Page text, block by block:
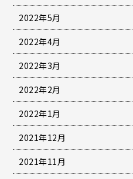
2022年5月
2022年4月
2022年3月
2022年2月
2022年1月
2021年12月
2021年11月